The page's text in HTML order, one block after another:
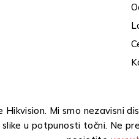
Mi smo nezavisni
u potpunosti točni. Ne